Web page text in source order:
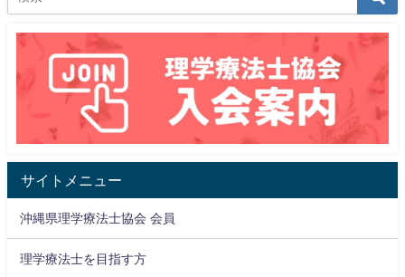
サイトメニュー
沖縄県理学療法士協会 会員
理学療法士を目指す方